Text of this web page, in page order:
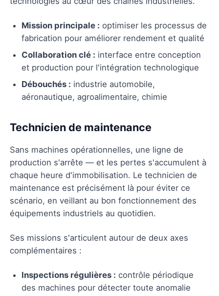
Mission principale : optimiser les processus de
fabrication pour améliorer rendement et qualité
Collaboration clé : interface entre conception
et production pour l'intégration technologique
Débouchés : industrie automobile,
aéronautique, agroalimentaire, chimie
Technicien de maintenance
Sans machines opérationnelles, une ligne de
production s'arrête — et les pertes s'accumulent à
chaque heure d'immobilisation. Le technicien de
maintenance est précisément là pour éviter ce
scénario, en veillant au bon fonctionnement des
équipements industriels au quotidien.
Ses missions s'articulent autour de deux axes
complémentaires :
Inspections régulières : contrôle périodique
des machines pour détecter toute anomalie